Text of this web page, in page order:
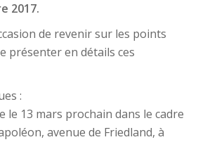
2017.
de revenir sur les points
présenter en détails ces
:
le 13 mars prochain dans le cadre
avenue de Friedland, à